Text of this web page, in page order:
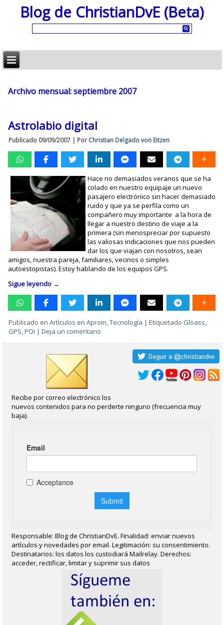
Blog de ChristianDvE (Beta)
Archivo mensual:septiembre 2007
Astrolabio digital
Publicado 09/09/2007 | Por Christian Delgado von Eitzen
Hace no demasiados veranos que se ha
colado en nuestro equipaje un nuevo
pasajero electrónico sin hacer demasiado
ruido y que ya se perfila como un
compañero muy importante a la hora de
llegar a nuestro destino de viaje a la
primera (sin menospreciar por supuesto
las valiosas indicaciones que nos pueden
dar los que viajan con nosotros, sean
amigos, nuestra pareja, familiares, vecinos o simples
autoestopistas). Estoy hablando de los equipos GPS.
Sigue leyendo →
Publicado en Artículos en Aproin,Tecnología |Etiquetado Gloass,
GPS,POI |Deja un comentario
Recibe por correo electrónico los
nuevos contenidos para no perderte ninguno (frecuencia muy
baja).
Responsable: Blog de ChristianDvE. Finalidad: enviar nuevos
artículos y novedades por email. Legitimación: su consentimiento.
Destinatarios: los datos los custodiará Mailrelay. Derechos:
acceder, rectificar, limitar y suprimir sus datos